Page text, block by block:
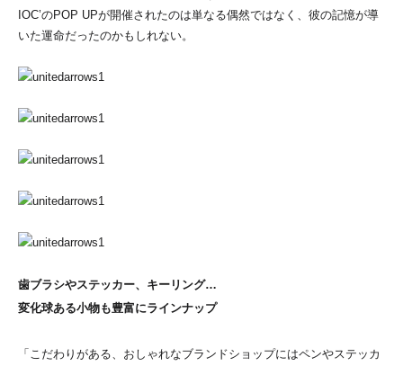
IOC’のPOP UPが開催されたのは単なる偶然ではなく、彼の記憶が導
いた運命だったのかもしれない。
歯ブラシやステッカー、キーリング…
変化球ある小物も豊富にラインナップ
「こだわりがある、おしゃれなブランドショップにはペンやステッカ